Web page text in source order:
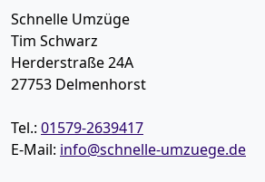
Schnelle Umzüge
Tim Schwarz
Herderstraße 24A
27753 Delmenhorst
Tel.: 01579-2639417
E-Mail: info@schnelle-umzuege.de